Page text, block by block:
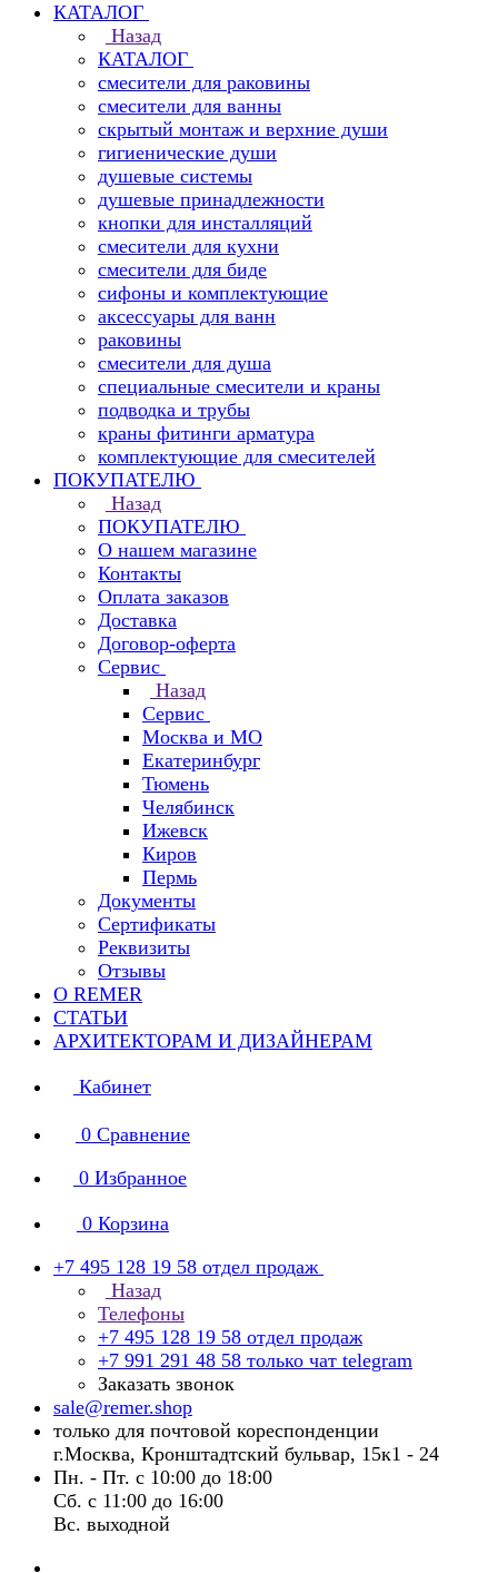
КАТАЛОГ
Назад
КАТАЛОГ
смесители для раковины
смесители для ванны
скрытый монтаж и верхние души
гигиенические души
душевые системы
душевые принадлежности
кнопки для инсталляций
смесители для кухни
смесители для биде
сифоны и комплектующие
аксессуары для ванн
раковины
смесители для душа
специальные смесители и краны
подводка и трубы
краны фитинги арматура
комплектующие для смесителей
ПОКУПАТЕЛЮ
Назад
ПОКУПАТЕЛЮ
О нашем магазине
Контакты
Оплата заказов
Доставка
Договор-оферта
Сервис
Назад
Сервис
Москва и МО
Екатеринбург
Тюмень
Челябинск
Ижевск
Киров
Пермь
Документы
Сертификаты
Реквизиты
Отзывы
О REMER
СТАТЬИ
АРХИТЕКТОРАМ И ДИЗАЙНЕРАМ
Кабинет
0 Сравнение
0 Избранное
0 Корзина
+7 495 128 19 58 отдел продаж
Назад
Телефоны
+7 495 128 19 58 отдел продаж
+7 991 291 48 58 только чат telegram
Заказать звонок
sale@remer.shop
только для почтовой кореспонденции
г.Москва, Кронштадтский бульвар, 15к1 - 24
Пн. - Пт. с 10:00 до 18:00
Сб. с 11:00 до 16:00
Вс. выходной